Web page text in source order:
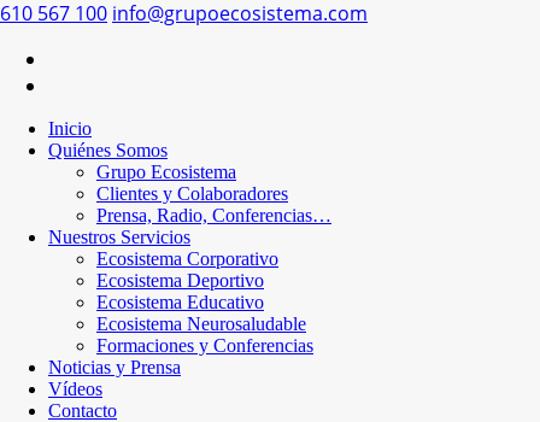
610 567 100 info@grupoecosistema.com
Inicio
Quiénes Somos
Grupo Ecosistema
Clientes y Colaboradores
Prensa, Radio, Conferencias…
Nuestros Servicios
Ecosistema Corporativo
Ecosistema Deportivo
Ecosistema Educativo
Ecosistema Neurosaludable
Formaciones y Conferencias
Noticias y Prensa
Vídeos
Contacto